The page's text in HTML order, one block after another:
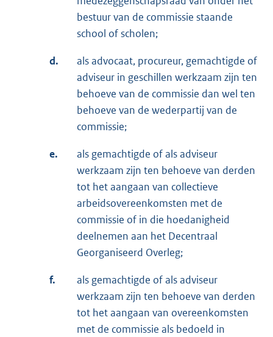
bestuur van de commissie staande
school of scholen;
d.
als advocaat, procureur, gemachtigde of
adviseur in geschillen werkzaam zijn ten
behoeve van de commissie dan wel ten
behoeve van de wederpartij van de
commissie;
e.
als gemachtigde of als adviseur
werkzaam zijn ten behoeve van derden
tot het aangaan van collectieve
arbeidsovereenkomsten met de
commissie of in die hoedanigheid
deelnemen aan het Decentraal
Georganiseerd Overleg;
f.
als gemachtigde of als adviseur
werkzaam zijn ten behoeve van derden
tot het aangaan van overeenkomsten
met de commissie als bedoeld in